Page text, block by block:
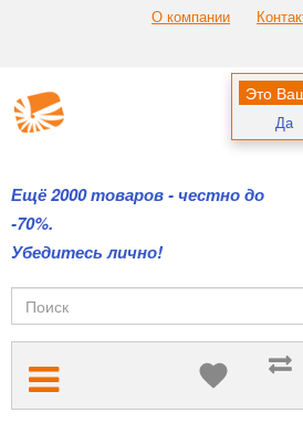
О компании
Это
Да
Ещё 2000 товаров - честно до
-70%.
Убедитесь лично!